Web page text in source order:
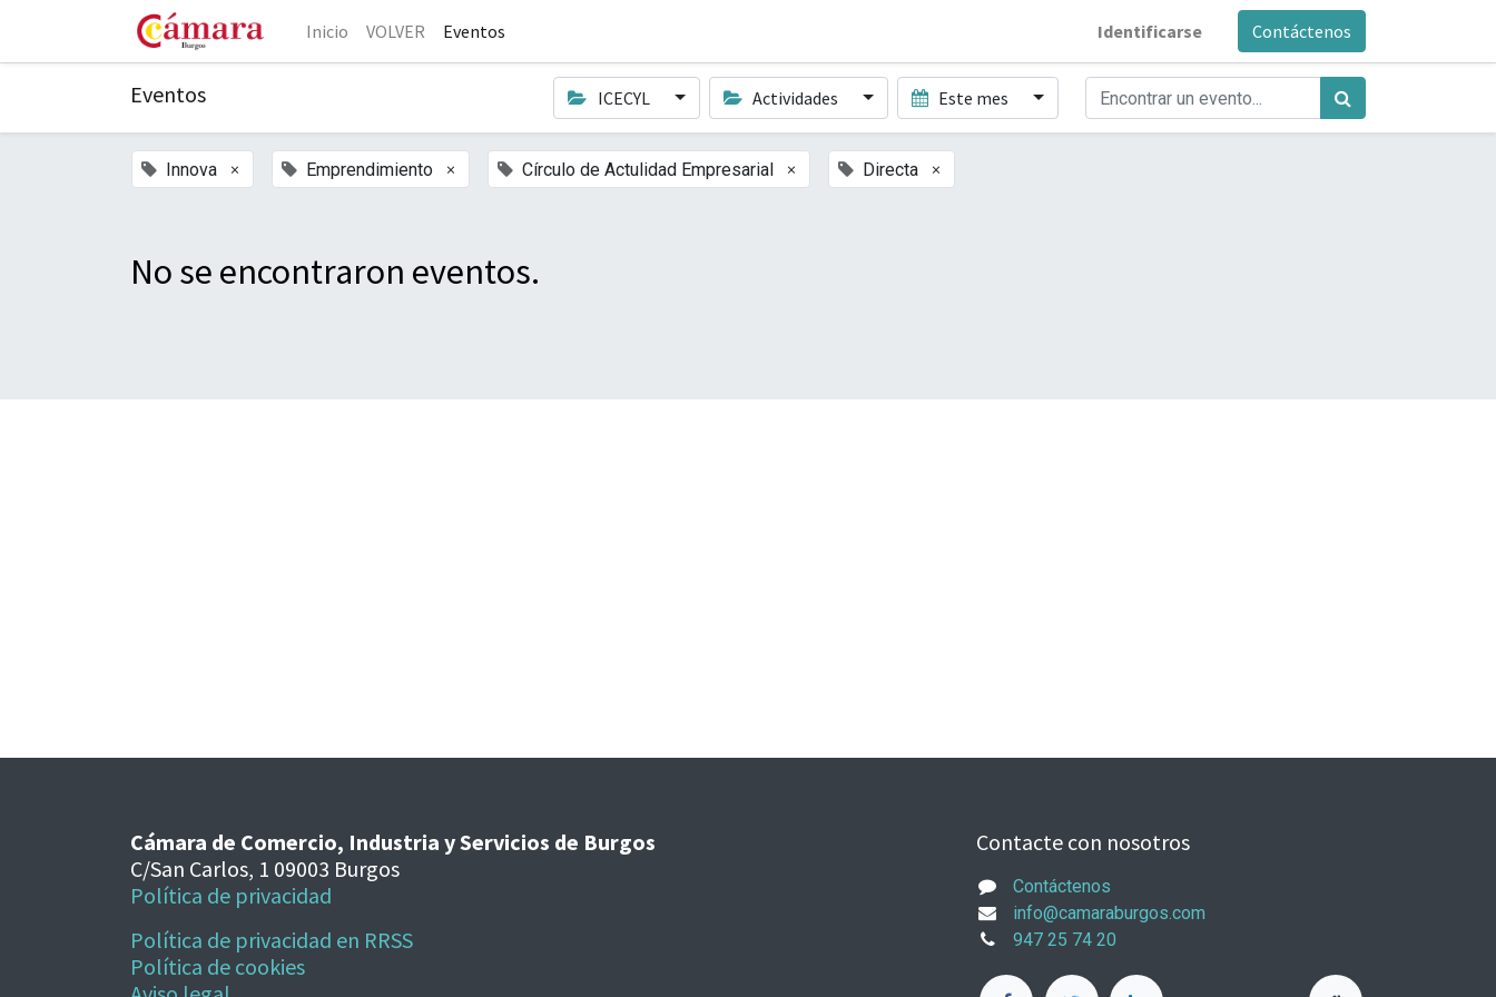
Inicio VOLVER Eventos Identificarse Contáctenos
Eventos ICECYL Actividades Este mes
Innova × Emprendimiento × Círculo de Actulidad Empresarial × Directa ×
No se encontraron eventos.
Cámara de Comercio, Industria y Servicios de Burgos
C/San Carlos, 1 09003 Burgos
Política de privacidad
Política de privacidad en RRSS
Política de cookies
Contacte con nosotros
Contáctenos
info@camaraburgos.com
947 25 74 20